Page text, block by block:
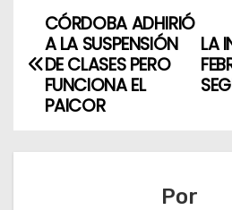
N
a
e
LA
CÓRDOBA ADHIRIÓ
A LA SUSPENSIÓN
DE CLASES PERO
FUNCIONA EL
PAICOR
Por